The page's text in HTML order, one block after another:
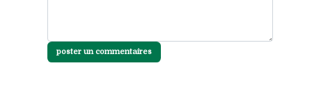
poster un commentaires